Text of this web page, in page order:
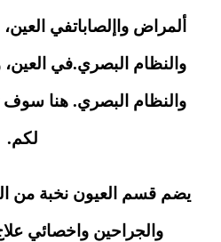
ألمراض واإلصاباتفي
والنظام البصري.في العين،
والنظام البصري. هنا سوف
لكم.
يضم قسم العيون نخبة من
والجراحين واخصائي